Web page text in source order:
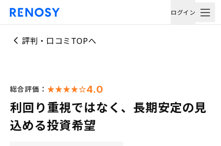
ログイン
評判・口コミTOPへ
総合評価： 4.0
利回り重視ではなく、長期安定の見
込める投資希望